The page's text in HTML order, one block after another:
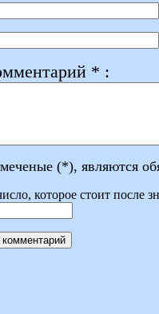
* :
(*), являются
которое стоит после